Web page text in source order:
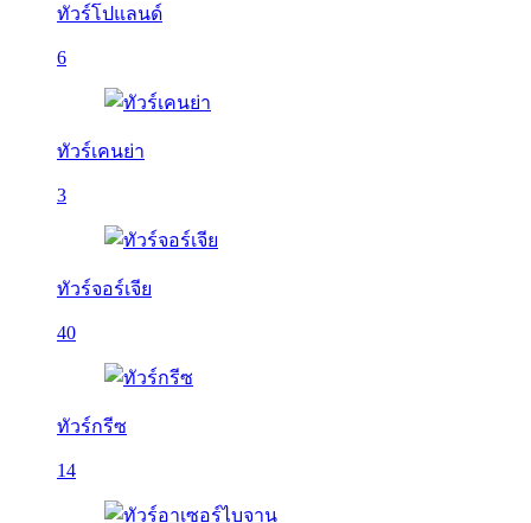
ทัวร์โปแลนด์
6
ทัวร์เคนย่า
3
ทัวร์จอร์เจีย
40
ทัวร์กรีซ
14